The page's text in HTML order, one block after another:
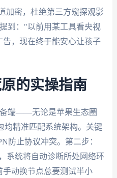
加密，杜绝第三方窥探观影
到："以前用某工具看央视
告，现在终于能安心让孩子
的实操指南
端——无论是苹果生态圈
均精准匹配系统架构。关键
防止协议冲突。第二步：
系统将自动诊断所处网络环
动换节点总要测试半小